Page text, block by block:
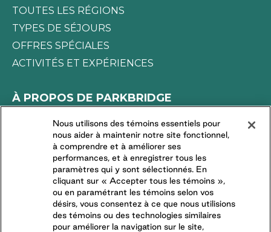
TOUTES LES RÉGIONS
TYPES DE SÉJOURS
OFFRES SPÉCIALES
ACTIVITÉS ET EXPÉRIENCES
À PROPOS DE PARKBRIDGE
LA DIFFÉRENCE PARKBRIDGE
DEMANDES DES MÉDIAS
TRAVAILLER CHEZ NOUS
COMMUNAUTÉS RÉSIDENTIELLES
CONNECTEZ-VOUS AVEC NOUS
Nous utilisons des témoins essentiels pour
nous aider à maintenir notre site fonctionnel,
à comprendre et à améliorer ses
performances, et à enregistrer tous les
paramètres qui y sont sélectionnés. En
cliquant sur « Accepter tous les témoins »,
ou en paramétrant les témoins selon vos
désirs, vous consentez à ce que nous utilisions
des témoins ou des technologies similaires
pour améliorer la navigation sur le site,